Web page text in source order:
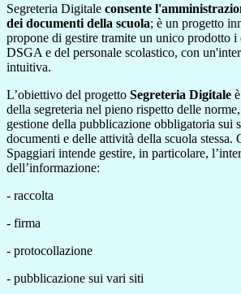
Segreteria Digitale consente
dei documenti della scuola; è un progetto
propone di gestire tramite un unico prodotto
DSGA e del personale scolastico, con
intuitiva.
L’obiettivo del progetto Segreteria Digitale
della segreteria nel pieno rispetto delle
gestione della pubblicazione obbligatoria sui
documenti e delle attività della scuola stessa.
Spaggiari intende gestire, in particolare,
dell’informazione:
- raccolta
- firma
- protocollazione
- pubblicazione sui vari siti